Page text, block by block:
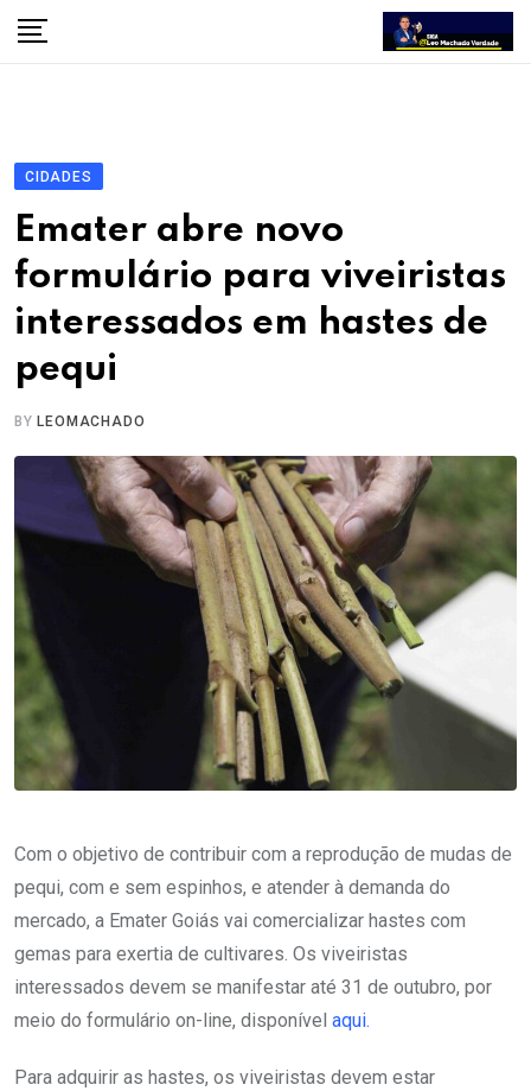
Skip
CIDADES
Emater abre novo
formulário para viveiristas
interessados em hastes de
pequi
BYLEOMACHADO
Com o objetivo de contribuir com a reprodução de mudas de
pequi, com e sem espinhos, e atender à demanda do
mercado, a Emater Goiás vai comercializar hastes com
gemas para exertia de cultivares. Os viveiristas
interessados devem se manifestar até 31 de outubro, por
meio do formulário on-line, disponível aqui.
Para adquirir as hastes, os viveiristas devem estar